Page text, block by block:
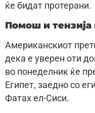
ќе бидат протерани.
Помош и тензија
Американскиот
дека е уверен оти
во понеделник ќе
Египет, заедно со
Фатах ел-Сиси.